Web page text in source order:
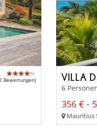
Bewertungen) VILLA
6
356 € -
Mauritius